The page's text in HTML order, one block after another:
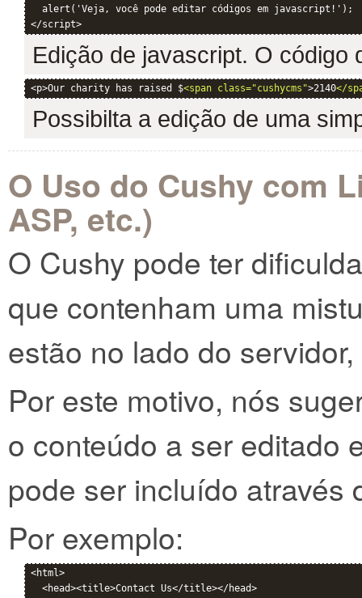
  alert('Veja, você pode editar códigos em javascript!');
Edição de javascript. O código
<p>Our charity has raised $<span class="cushycms">2140</
Possibilta a edição de uma
O Uso do Cushy com
ASP, etc.)
O Cushy pode ter
que contenham uma
estão no lado do
Por este motivo, nós
o conteúdo a ser editado
pode ser incluído através
Por exemplo:
<html>
  <head><title>Contact Us</title></head>